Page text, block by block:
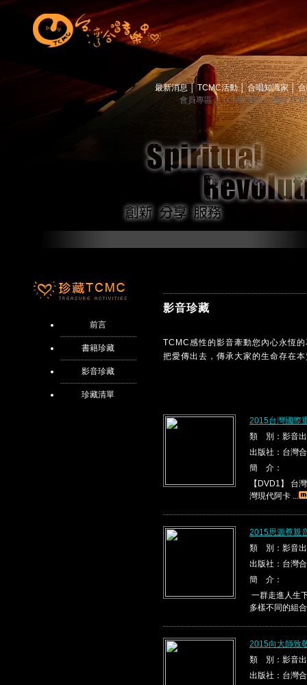
最新消息 TCMC活動│ 合唱知識家│
會員專區│ TCMC會訊│ 關於
前言
書籍珍藏
影音珍藏
珍藏清單
影音珍藏
TCMC感性的影音牽動您內心永恆
把愛傳出去，傳承大家的生命存在
2015台灣國際
類 別：影音
出版社：台灣
簡 介：
【DVD1】 台
灣現代阿卡 ...
2015思源尊親
類 別：影音
出版社：台灣
簡 介：
一群走進人生
多樣不同的組
2015向大師致
類 別：影音
出版社：台灣